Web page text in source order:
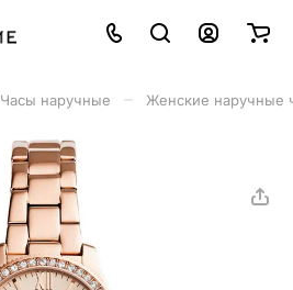
Часы наручные Женские наручные